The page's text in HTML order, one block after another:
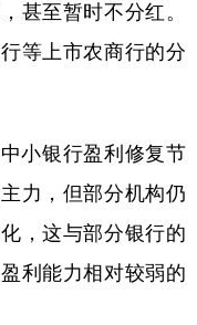
甚至暂时不分红。
等上市农商行的分
小银行盈利修复节
力，但部分机构仍
，这与部分银行的
利能力相对较弱的